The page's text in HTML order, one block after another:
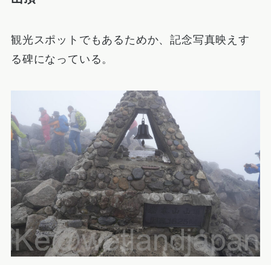
観光スポットでもあるためか、記念写真映えす
る碑になっている。